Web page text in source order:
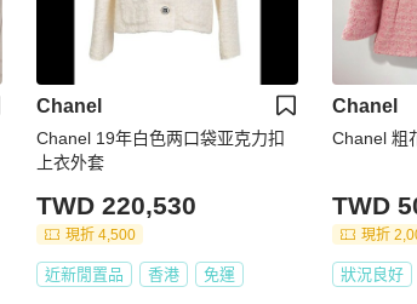
Chanel
Chanel 19年白色两口袋亚克力扣
上衣外套
TWD 220,530
現折 4,500
近新閒置品 香港 免運
Chanel
Chanel 粗
TWD
現折
狀況良好